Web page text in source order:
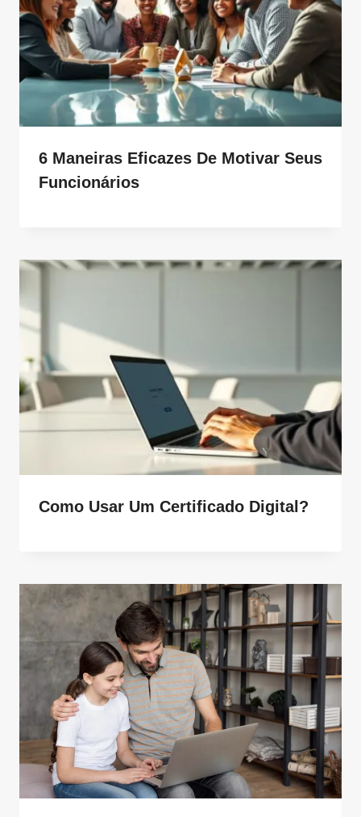
6 Maneiras Eficazes De Motivar Seus
Funcionários
Como Usar Um Certificado Digital?